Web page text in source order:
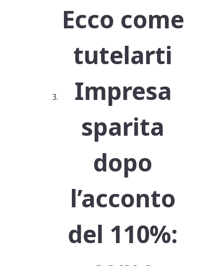
Ecco come
tutelarti
Impresa
sparita
dopo
l’acconto
del 110%: